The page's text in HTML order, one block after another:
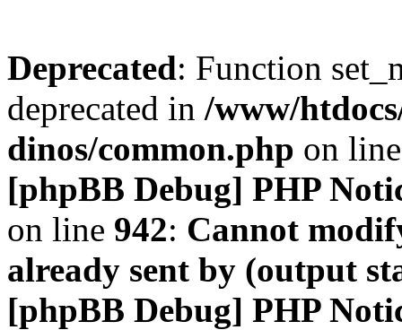
Deprecated: Function
deprecated in /www/
dinos/common.php on
[phpBB Debug] PHP
on line 942: Cannot
already sent by (output
[phpBB Debug] PHP